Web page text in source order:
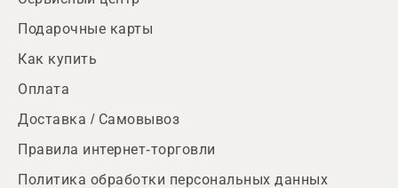
Подарочные карты
Как купить
Оплата
Доставка / Самовывоз
Правила интернет-торговли
Политика обработки персональных данных